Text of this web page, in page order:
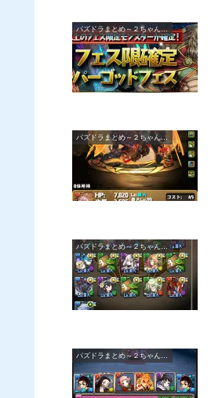
パズドラまとめ～２ちゃんねる
パズドラまとめ～２ちゃんねる
パズドラまとめ～２ちゃんねる
パズドラまとめ～２ちゃんねる